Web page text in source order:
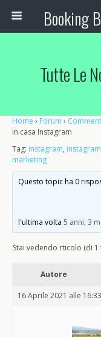
Tutte Le
Home › Forum ›
in casa Instagram
Tag: instagram,
marketing
Questo topic ha 0
l'ultima volta5 anni, 3
Stai vedendo rticolo (di 1
Autore
16 Aprile 2021 alle 16:33